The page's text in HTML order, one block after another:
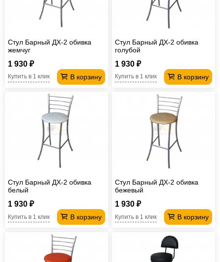
Стул Барный ДХ-2 обивка
жемчуг
1 930 ₽
В корзину
Купить в 1 клик
Стул Барный ДХ-2 обивка
голубой
1 930 ₽
В корзину
Купить в 1 клик
Стул Барный ДХ-2 обивка
белый
1 930 ₽
В корзину
Купить в 1 клик
Стул Барный ДХ-2 обивка
бежевый
1 930 ₽
В корзину
Купить в 1 клик